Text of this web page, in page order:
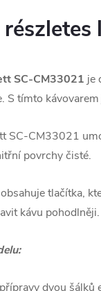
SC-CM33021 je
S tímto
SC-CM33021
povrchy čisté.
tlačítka,
kávu
dvou šálků